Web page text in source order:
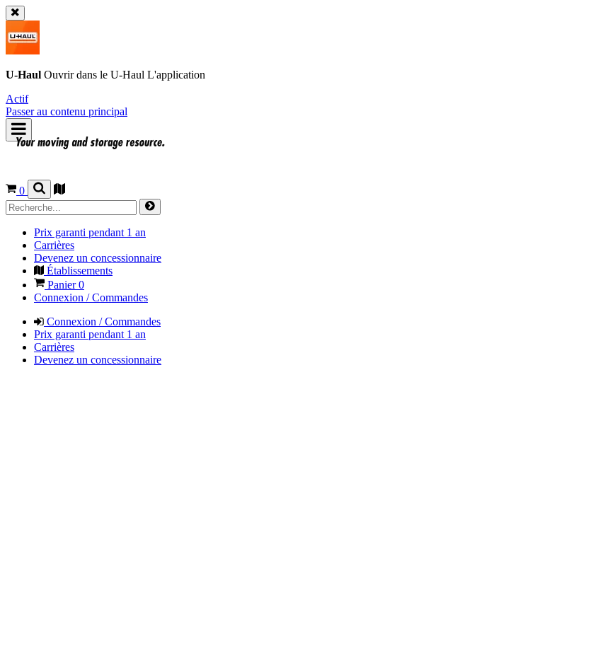
U-Haul Ouvrir dans le U-Haul L'application
Actif
Passer au contenu principal
0
Prix garanti pendant 1 an
Carrières
Devenez un concessionnaire
Établissements
Panier0
Connexion / Commandes
Connexion / Commandes
Prix garanti pendant 1 an
Carrières
Devenez un concessionnaire